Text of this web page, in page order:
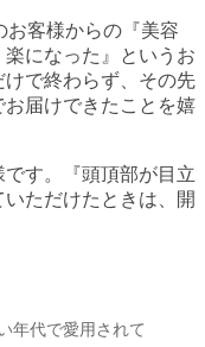
お客様からの『美容
になった』というお
で終わらず、その先
届けできたことを嬉
す。『頭頂部が目立
ただけたときは、開
年代で愛用されて